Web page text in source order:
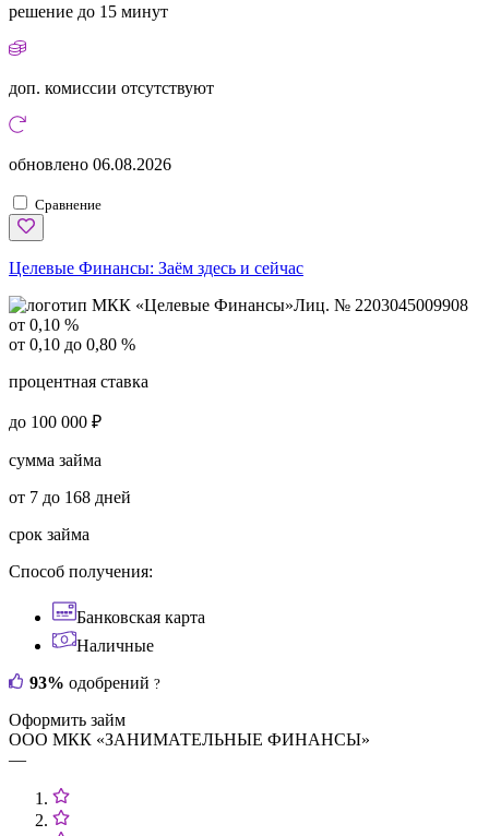
решение до 15 минут
доп. комиссии отсутствуют
обновлено 06.08.2026
Сравнение
Целевые Финансы: Заём здесь и сейчас
Лиц. № 2203045009908
от 0,10 %
от 0,10 до 0,80 %
процентная ставка
до 100 000 ₽
сумма займа
от 7 до 168 дней
срок займа
Способ получения:
Банковская карта
Наличные
93% одобрений ?
Оформить займ
ООО МКК «ЗАНИМАТЕЛЬНЫЕ ФИНАНСЫ»
—